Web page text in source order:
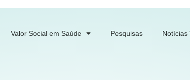
Valor Social em Saúde Pesquisas Notícias